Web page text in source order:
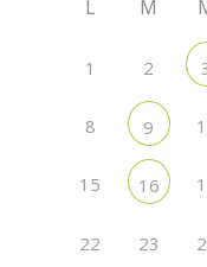
L M
1 2
8 9
15 16
22 23